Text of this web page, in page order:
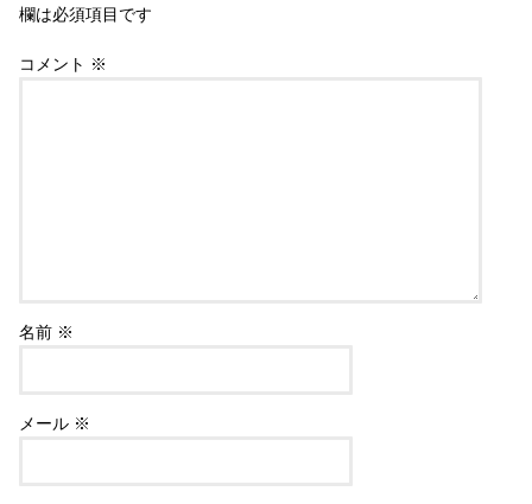
欄は必須項目です
コメント ※
名前 ※
メール ※